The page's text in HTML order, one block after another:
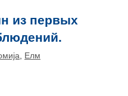
из первых
, Елм